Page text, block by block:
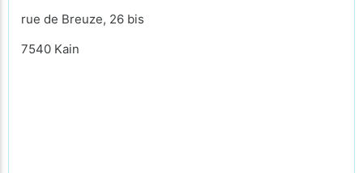
rue de Breuze, 26 bis
7540 Kain